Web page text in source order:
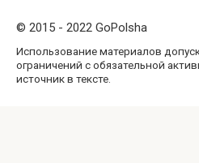
© 2015 - 2022 GoPolsha
Использование материалов
ограничений с обязательной
источник в тексте.